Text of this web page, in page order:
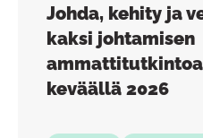
Johda, kehity ja
kaksi johtamisen
keväällä 2026